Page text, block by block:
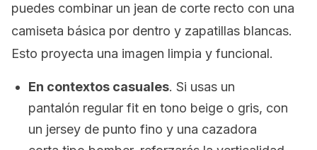
puedes combinar un jean de corte recto con una
camiseta básica por dentro y zapatillas blancas.
Esto proyecta una imagen limpia y funcional.
En contextos casuales. Si usas un
pantalón regular fit en tono beige o gris, con
un jersey de punto fino y una cazadora